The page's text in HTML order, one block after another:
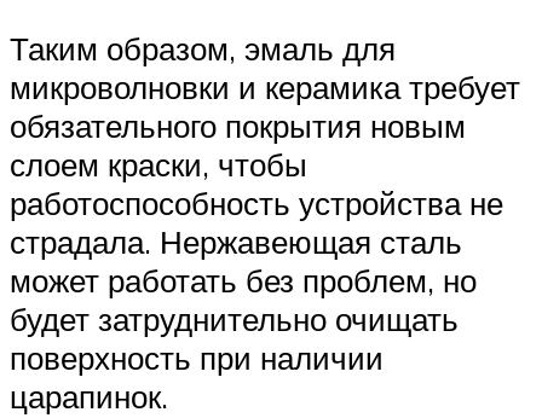
Таким образом, эмаль для
микроволновки и керамика требует
обязательного покрытия новым
слоем краски, чтобы
работоспособность устройства не
страдала. Нержавеющая сталь
может работать без проблем, но
будет затруднительно очищать
поверхность при наличии
царапинок.